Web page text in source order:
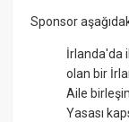
Sponsor
İrlanda'da
olan bir
Aile
Yasası